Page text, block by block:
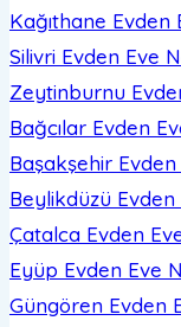
Kağıthane
Silivri Evden Eve
Zeytinburnu
Bağcılar Evden
Başakşehir
Beylikdüzü
Çatalca Evden
Eyüp Evden Eve
Güngören Evden